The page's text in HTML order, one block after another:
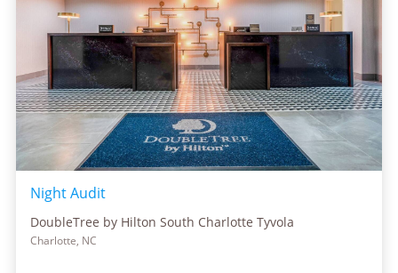
Night Audit
DoubleTree by Hilton South Charlotte Tyvola
Charlotte, NC